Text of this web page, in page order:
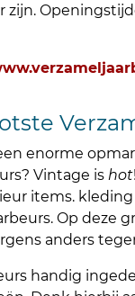
enorme
Vintage is hot
items.
. Op deze
anders
handig